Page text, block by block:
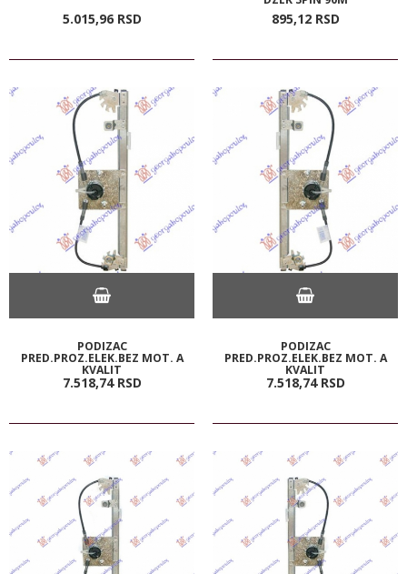
5.015,96 RSD 895,12 RSD
PODIZAC
PRED.PROZ.ELEK.BEZ MOT. A
KVALIT
7.518,74 RSD
PODIZAC
PRED.PROZ.ELEK.BEZ MOT. A
KVALIT
7.518,74 RSD